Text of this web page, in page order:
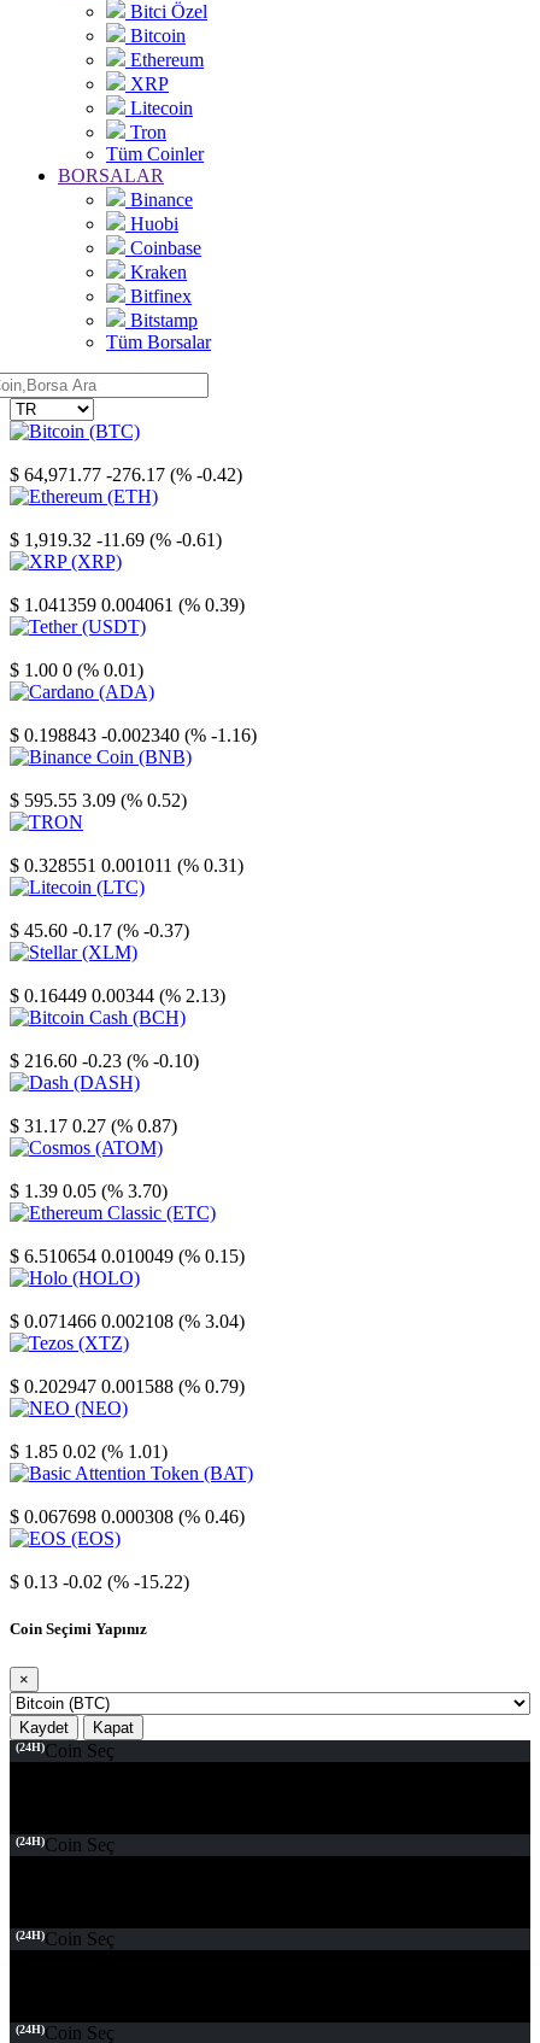
Bitci Özel
Bitcoin
Ethereum
XRP
Litecoin
Tron
Tüm Coinler
BORSALAR
Binance
Huobi
Coinbase
Kraken
Bitfinex
Bitstamp
Tüm Borsalar
$ 64,971.77 -276.17 (% -0.42)
$ 1,919.32 -11.69 (% -0.61)
$ 1.041359 0.004061 (% 0.39)
$ 1.00 0 (% 0.01)
$ 0.198843 -0.002340 (% -1.16)
$ 595.55 3.09 (% 0.52)
$ 0.328551 0.001011 (% 0.31)
$ 45.60 -0.17 (% -0.37)
$ 0.16449 0.00344 (% 2.13)
$ 216.60 -0.23 (% -0.10)
$ 31.17 0.27 (% 0.87)
$ 1.39 0.05 (% 3.70)
$ 6.510654 0.010049 (% 0.15)
$ 0.071466 0.002108 (% 3.04)
$ 0.202947 0.001588 (% 0.79)
$ 1.85 0.02 (% 1.01)
$ 0.067698 0.000308 (% 0.46)
$ 0.13 -0.02 (% -15.22)
Coin Seçimi Yapınız
×
Kaydet Kapat
(24H)Coin Seç
(24H)Coin Seç
(24H)Coin Seç
(24H)Coin Seç